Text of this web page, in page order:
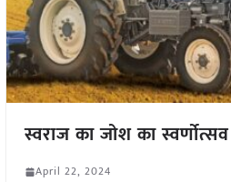
स्वराज का जोश का
April 22, 2024